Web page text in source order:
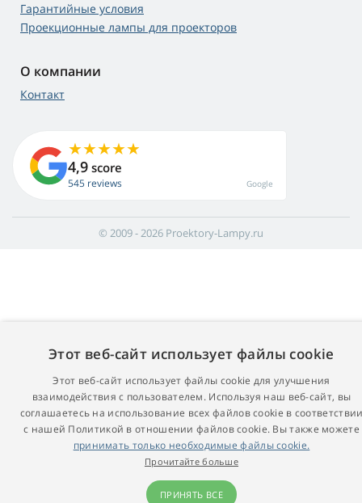
Гарантийные условия
Проекционные лампы для проекторов
О компании
Контакт
4,9 score
545 reviews Google
© 2009 - 2026 Proektory-Lampy.ru
Этот веб-сайт использует файлы cookie
Этот веб-сайт использует файлы cookie для улучшения
взаимодействия с пользователем. Используя наш веб-сайт, вы
соглашаетесь на использование всех файлов cookie в
с нашей Политикой в ​​отношении файлов cookie. Вы также можете
принимать только необходимые файлы cookie.
Прочитайте больше
ПРИНЯТЬ ВСЕ